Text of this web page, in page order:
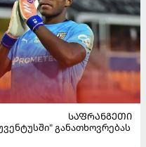
ᲡᲐᲤᲠᲐᲜᲒᲔᲗᲘ
განათხოვრებას